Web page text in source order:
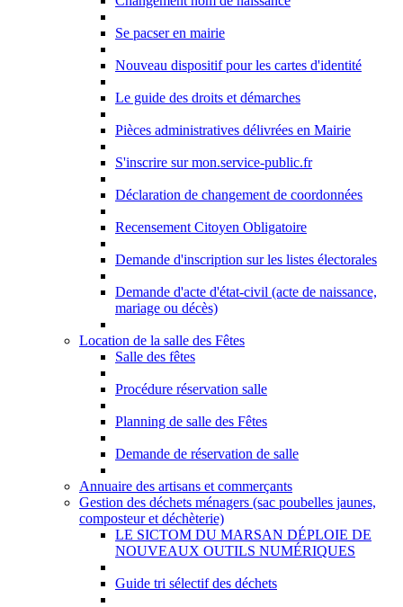
Se pacser en mairie
Nouveau dispositif pour les cartes d'identité
Le guide des droits et démarches
Pièces administratives délivrées en Mairie
S'inscrire sur mon.service-public.fr
Déclaration de changement de coordonnées
Recensement Citoyen Obligatoire
Demande d'inscription sur les listes électorales
Demande d'acte d'état-civil (acte de naissance,
mariage ou décès)
Location de la salle des Fêtes
Salle des fêtes
Procédure réservation salle
Planning de salle des Fêtes
Demande de réservation de salle
Annuaire des artisans et commerçants
Gestion des déchets ménagers (sac poubelles jaunes,
composteur et déchèterie)
LE SICTOM DU MARSAN DÉPLOIE DE
NOUVEAUX OUTILS NUMÉRIQUES
Guide tri sélectif des déchets